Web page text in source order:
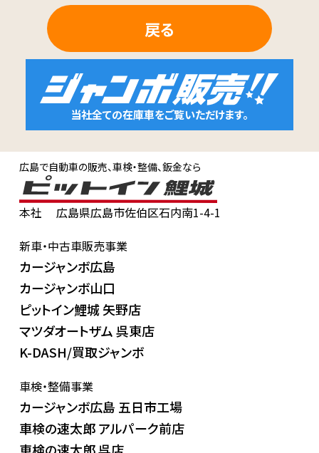
戻る
当社全ての在庫車をご覧いただけます。
広島で自動車の販売、車検・整備、鈑金なら
本社
広島県広島市佐伯区石内南1-4-1
新車・中古車販売事業
カージャンボ広島
カージャンボ山口
ピットイン鯉城 矢野店
マツダオートザム 呉東店
K-DASH/買取ジャンボ
車検・整備事業
カージャンボ広島 五日市工場
車検の速太郎 アルパーク前店